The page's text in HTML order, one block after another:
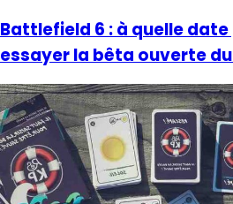
Battlefield 6 : à quelle
essayer la bêta ouverte